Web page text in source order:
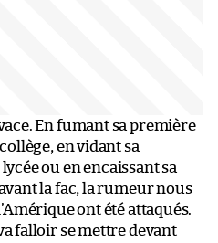
En fumant sa première
en vidant sa
ou en encaissant sa
la fac, la rumeur nous
ont été attaqués.
falloir se mettre devant